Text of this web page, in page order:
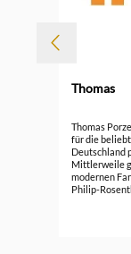
Thomas
Thomas
für die
Deutschland
Mittlerweile
modernen
Philip-